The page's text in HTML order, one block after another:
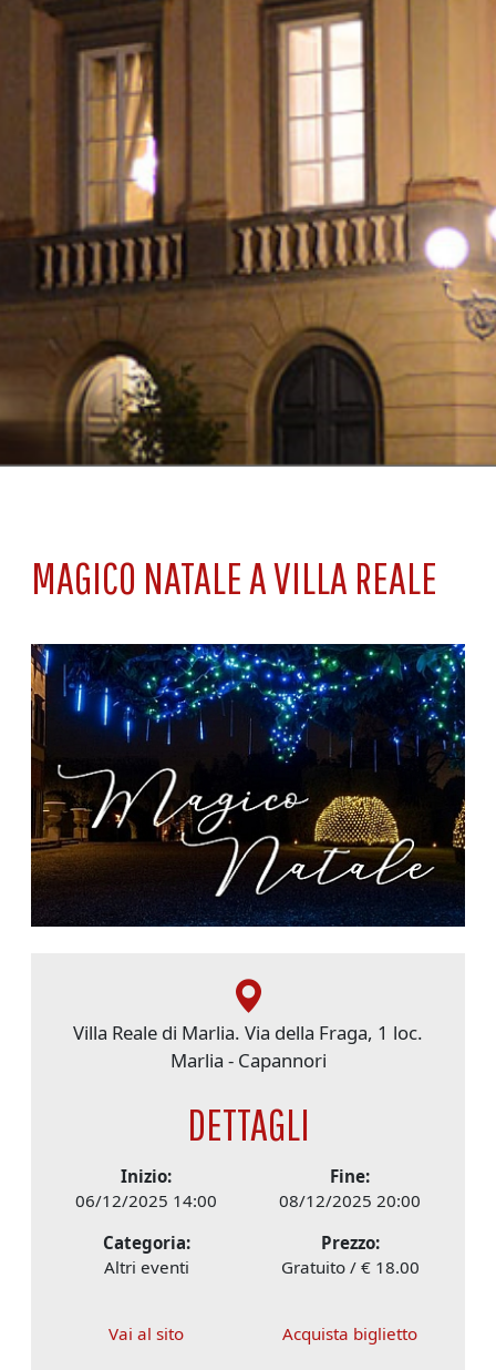
CALENDARIO
EVENTI
TURISMO
LUCCA
INSTALLA
L'APPLICAZIONE
MAGICO NATALE A VILLA REALE
Villa Reale di Marlia. Via della Fraga, 1 loc.
Marlia - Capannori
DETTAGLI
Inizio:
06/12/2025 14:00
Vai al sito Acquista biglietto
Fine:
08/12/2025 20:00
Categoria:
Altri eventi
Prezzo:
Gratuito / € 18.00